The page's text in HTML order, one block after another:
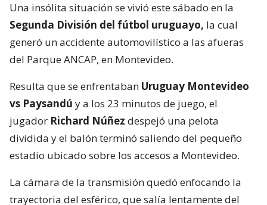
Una insólita situación se vivió este sábado en la
Segunda División del fútbol uruguayo, la cual
generó un accidente automovilístico a las afueras
del Parque ANCAP, en Montevideo.
Resulta que se enfrentaban Uruguay Montevideo
vs Paysandú y a los 23 minutos de juego, el
jugador Richard Núñez despejó una pelota
dividida y el balón terminó saliendo del pequeño
estadio ubicado sobre los accesos a Montevideo.
La cámara de la transmisión quedó enfocando la
trayectoria del esférico, que salía lentamente del